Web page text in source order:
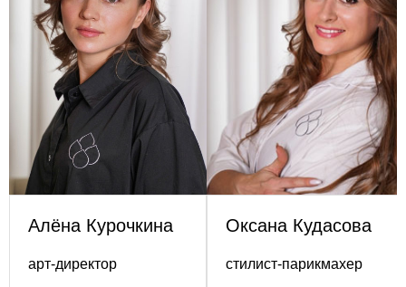
Алёна Курочкина
арт-директор
Оксана Кудасова
стилист-парикмахер